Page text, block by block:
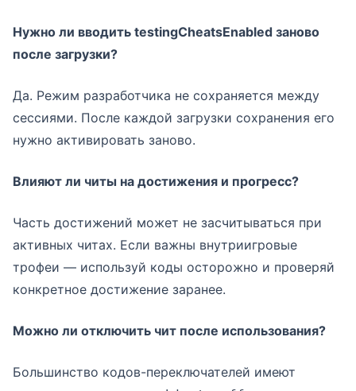
Нужно ли вводить testingCheatsEnabled заново
после загрузки?
Да. Режим разработчика не сохраняется между
сессиями. После каждой загрузки сохранения его
нужно активировать заново.
Влияют ли читы на достижения и прогресс?
Часть достижений может не засчитываться при
активных читах. Если важны внутриигровые
трофеи — используй коды осторожно и проверяй
конкретное достижение заранее.
Можно ли отключить чит после использования?
Большинство кодов-переключателей имеют